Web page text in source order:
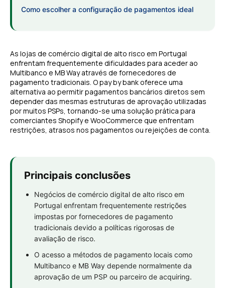
Como escolher a configuração de pagamentos ideal
As lojas de comércio digital de alto risco em Portugal
enfrentam frequentemente dificuldades para aceder ao
Multibanco e MB Way através de fornecedores de
pagamento tradicionais. O pay by bank oferece uma
alternativa ao permitir pagamentos bancários diretos sem
depender das mesmas estruturas de aprovação utilizadas
por muitos PSPs, tornando-se uma solução prática para
comerciantes Shopify e WooCommerce que enfrentam
restrições, atrasos nos pagamentos ou rejeições de conta.
Principais conclusões
Negócios de comércio digital de alto risco em
Portugal enfrentam frequentemente restrições
impostas por fornecedores de pagamento
tradicionais devido a políticas rigorosas de
avaliação de risco.
O acesso a métodos de pagamento locais como
Multibanco e MB Way depende normalmente da
aprovação de um PSP ou parceiro de acquiring.